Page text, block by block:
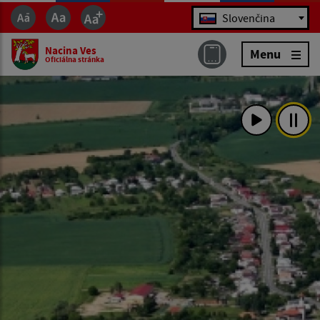
Jazyk Slovenčina
Nacina Ves
Oficiálna stránka Menu